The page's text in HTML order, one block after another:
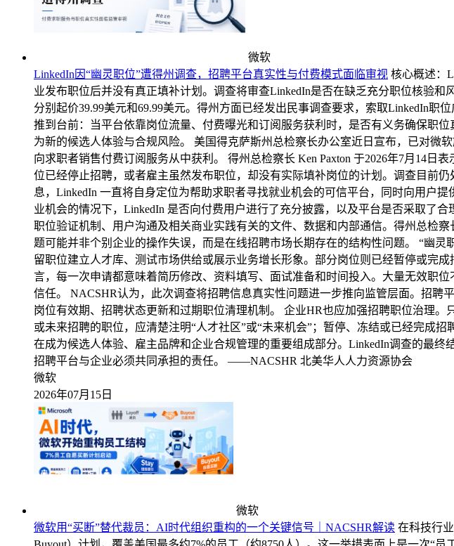
微软
LinkedIn因“幽灵职位”遭得州调查，招聘平台真实性与付费模式面临审视 核心概述：
业发布职位后并没有真正填补计划。调查将审查LinkedIn是否在缺乏充分职位核验和
分别起价39.99美元和69.99美元。得州方面已经发出民事调查要求，索取LinkedIn
推到台前：当平台依靠岗位流量、付费曝光和订阅服务获利时，是否有义务确保职
为新的候选人体验与合规风险。 美国得克萨斯州总检察长办公室近日宣布，已对微
向求职者销售付费订阅服务从中获利。 得州总检察长 Ken Paxton 于2026年7月14日
位已经停止招聘，或者雇主虽然发布职位，却没有实际填补岗位的计划。调查目前
息，LinkedIn 一直将自身定位为帮助求职者寻找就业机会的可信平台，同时向用户提
业机会的情况下，LinkedIn 是否向付费用户进行了充分披露，以及平台是否采取了
职位验证机制、用户沟通及相关商业实践有关的文件、数据和内部通信。得州总检
题可能并非个别企业的操作失误，而是在线招聘市场长期存在的结构性问题。 “幽
留职位建立人才库、测试市场供给或展示业务增长形象。部分岗位则已经暂停或完
言，每一次申请都意味着简历修改、资料填写、面试准备和时间投入。大量无效职
信任。 NACSHR认为，此次调查将招聘信息真实性问题进一步推向监管层面。招聘
岗位有效期、招聘状态更新和过期职位清理机制。 企业HR也应加强招聘职位治理
或未来招聘的职位，应清楚注明“人才社区”或“未来机会”；暂停、冻结或已经完成
在成为候选人体验、雇主品牌和企业合规管理的重要组成部分。LinkedIn调查的最
招聘平台与企业必须共同承担的责任。 ——NACSHR 北美华人人力资源协会
微软
2026年07月15日
微软
微软用“买断”替代裁员：AI时代组织重构的一个关键信号｜NACSHR解读 在科技行